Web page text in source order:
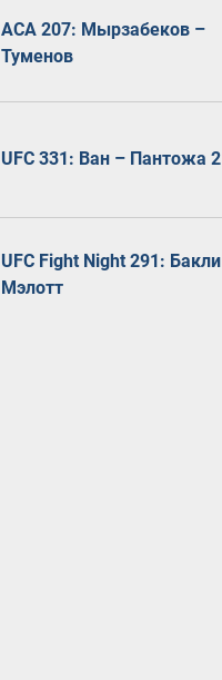
ACA 207: Мырзабеков –
Туменов
UFC 331: Ван – Пантожа 2
UFC Fight Night 291:
Мэлотт